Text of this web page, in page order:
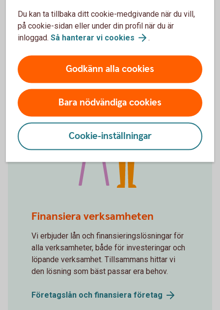
Swish Företagsapp för ännu smidigare och
säkrare transaktioner.
SwishHandel
Finansiera verksamheten
Vi erbjuder lån och finansieringslösningar för
alla verksamheter, både för investeringar och
löpande verksamhet. Tillsammans hittar vi
den lösning som bäst passar era behov.
Företagslån och finansiera företag
Du kan ta tillbaka ditt cookie-medgivande när du vill,
på cookie-sidan eller under din profil när du är
inloggad. Så hanterar vi cookies .
Godkänn alla cookies
Bara nödvändiga cookies
Cookie-inställningar